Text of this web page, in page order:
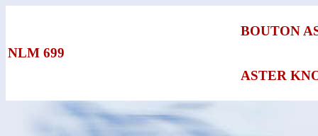
NLM 699
BOUTON
ASTER